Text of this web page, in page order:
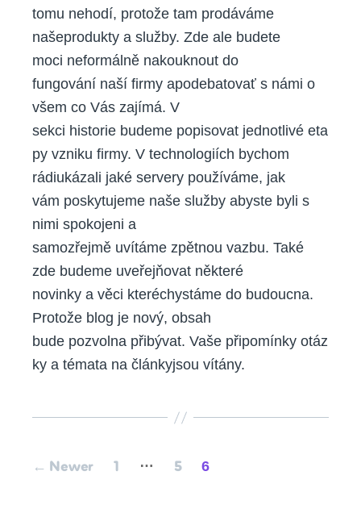
tomu nehodí, protože tam prodáváme
našeprodukty a služby. Zde ale budete
moci neformálně nakouknout do
fungování naší firmy apodebatovať s námi o
všem co Vás zajímá. V
sekci historie budeme popisovat jednotlivé eta
py vzniku firmy. V technologiích bychom
rádiukázali jaké servery používáme, jak
vám poskytujeme naše služby abyste byli s
nimi spokojeni a
samozřejmě uvítáme zpětnou vazbu. Také
zde budeme uveřejňovat některé
novinky a věci kteréchystáme do budoucna.
Protože blog je nový, obsah
bude pozvolna přibývat. Vaše připomínky otáz
ky a témata na článkyjsou vítány.
Posts
← Newer 1 … 5 6